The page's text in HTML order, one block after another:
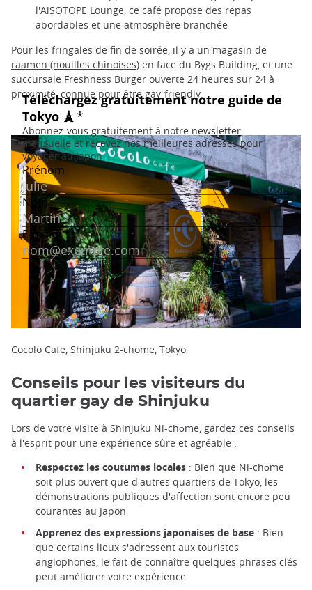
l'AiSOTOPE Lounge, ce café propose des repas
abordables et une atmosphère branchée
Pour les fringales de fin de soirée, il y a un magasin de
raamen (nouilles chinoises) en face du Bygs Building, et une
succursale Freshness Burger ouverte 24 heures sur 24 à
proximité, connue pour être gay-friendly.
Cocolo Cafe, Shinjuku 2-chome, Tokyo
Conseils pour les visiteurs du
quartier gay de Shinjuku
Lors de votre visite à Shinjuku Ni-chōme, gardez ces conseils
à l'esprit pour une expérience sûre et agréable :
Respectez les coutumes locales : Bien que Ni-chōme
soit plus ouvert que d'autres quartiers de Tokyo, les
démonstrations publiques d'affection sont encore peu
courantes au Japon
Apprenez des expressions japonaises de base : Bien
que certains lieux s'adressent aux touristes
anglophones, le fait de connaître quelques phrases clés
peut améliorer votre expérience